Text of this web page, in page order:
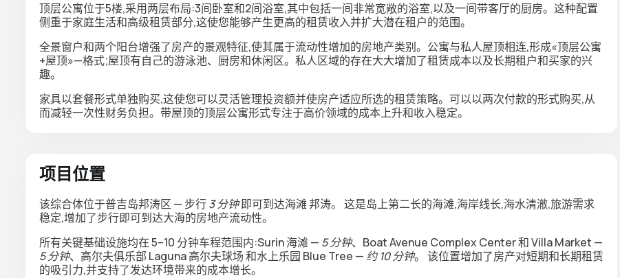
顶层公寓位于5楼,采用两层布局:3间卧室和2间浴室,其中包括一间非常宽敞的浴室,以及一间带客厅的厨房。这种配置
侧重于家庭生活和高级租赁部分,这使您能够产生更高的租赁收入并扩大潜在租户的范围。
全景窗户和两个阳台增强了房产的景观特征,使其属于流动性增加的房地产类别。公寓与私人屋顶相连,形成«顶层公寓
+屋顶»—格式;屋顶有自己的游泳池、厨房和休闲区。私人区域的存在大大增加了租赁成本以及长期租户和买家的兴
趣。
家具以套餐形式单独购买,这使您可以灵活管理投资额并使房产适应所选的租赁策略。可以以两次付款的形式购买,从
而减轻一次性财务负担。带屋顶的顶层公寓形式专注于高价领域的成本上升和收入稳定。
项目位置
该综合体位于普吉岛邦涛区 — 步行3 分钟即可到达海滩邦涛。 这是岛上第二长的海滩,海岸线长,海水清澈,旅游需求
稳定,增加了步行即可到达大海的房地产流动性。
所有关键基础设施均在 5–10 分钟车程范围内:Surin 海滩 — 5 分钟、 Boat Avenue Complex Center和Villa Market —
5 分钟、高尔夫俱乐部 Laguna 高尔夫球场和水上乐园 Blue Tree —约 10 分钟。 该位置增加了房产对短期和长期租赁
的吸引力,并支持了发达环境带来的成本增长。